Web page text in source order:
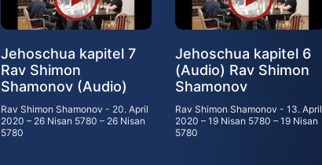
Jehoschua kapitel 7
Rav Shimon
Shamonov (Audio)
Rav Shimon Shamonov
20. April
2020 – 26 Nisan 5780 – 26 Nisan
5780
Jehoschua kapitel 6
(Audio) Rav Shimon
Shamonov
Rav Shimon Shamonov
13. April
2020 – 19 Nisan 5780 – 19 Nisan
5780